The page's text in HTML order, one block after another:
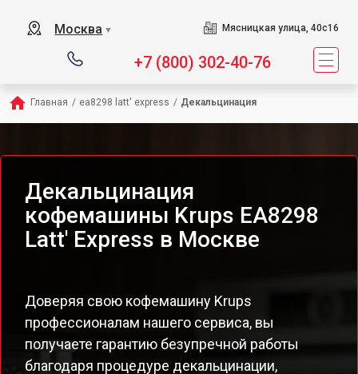
Москва ▼ Мясницкая улица, 40с16
+7 (800) 302-40-76
Главная / ea8298 latt' express / Декальцинация
Декальцинация
кофемашины Krups EA8298
Latt' Express в Москве
Доверяя свою кофемашину Krups
профессионалам нашего сервиса, вы
получаете гарантию безупречной работы
благодаря процедуре декальцинации,